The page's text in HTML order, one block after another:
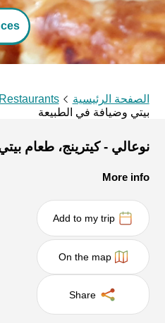
الصفحة الرئيسية Restaurants
بيتي وضيافة في الطبيعة
نوعالي - كيترينج، طعام
More info
Add to my trip
On the map
Share